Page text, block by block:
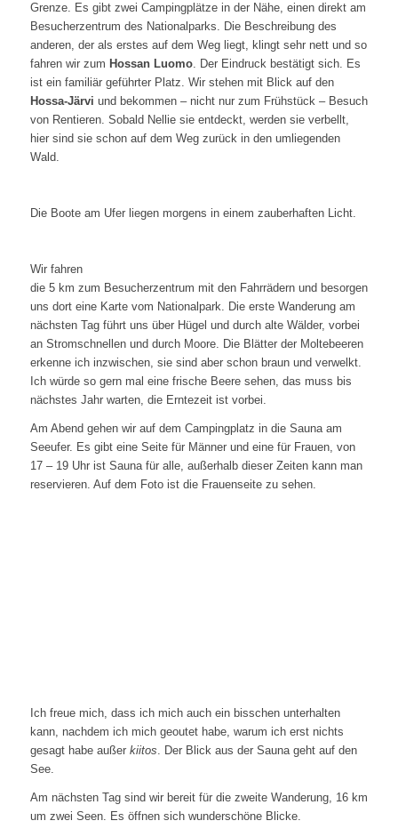
Grenze. Es gibt zwei Campingplätze in der Nähe, einen direkt am
Besucherzentrum des Nationalparks. Die Beschreibung des
anderen, der als erstes auf dem Weg liegt, klingt sehr nett und so
fahren wir zum Hossan Luomo. Der Eindruck bestätigt sich. Es
ist ein familiär geführter Platz. Wir stehen mit Blick auf den
Hossa-Järvi und bekommen – nicht nur zum Frühstück – Besuch
von Rentieren. Sobald Nellie sie entdeckt, werden sie verbellt,
hier sind sie schon auf dem Weg zurück in den umliegenden
Wald.
Die Boote am Ufer liegen morgens in einem zauberhaften Licht.
Wir fahren
die 5 km zum Besucherzentrum mit den Fahrrädern und besorgen
uns dort eine Karte vom Nationalpark. Die erste Wanderung am
nächsten Tag führt uns über Hügel und durch alte Wälder, vorbei
an Stromschnellen und durch Moore. Die Blätter der Moltebeeren
erkenne ich inzwischen, sie sind aber schon braun und verwelkt.
Ich würde so gern mal eine frische Beere sehen, das muss bis
nächstes Jahr warten, die Erntezeit ist vorbei.
Am Abend gehen wir auf dem Campingplatz in die Sauna am
Seeufer. Es gibt eine Seite für Männer und eine für Frauen, von
17 – 19 Uhr ist Sauna für alle, außerhalb dieser Zeiten kann man
reservieren. Auf dem Foto ist die Frauenseite zu sehen.
Ich freue mich, dass ich mich auch ein bisschen unterhalten
kann, nachdem ich mich geoutet habe, warum ich erst nichts
gesagt habe außer kiitos . Der Blick aus der Sauna geht auf den
See.
Am nächsten Tag sind wir bereit für die zweite Wanderung, 16 km
um zwei Seen. Es öffnen sich wunderschöne Blicke.